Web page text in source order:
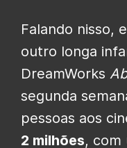
Falando nisso,
outro longa
DreamWorks
segunda
pessoas aos
2 milhões, com